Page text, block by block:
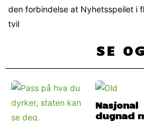
den forbindelse at Nyhetsspeilet i
tvil
SE
Nasjonal
dugnad